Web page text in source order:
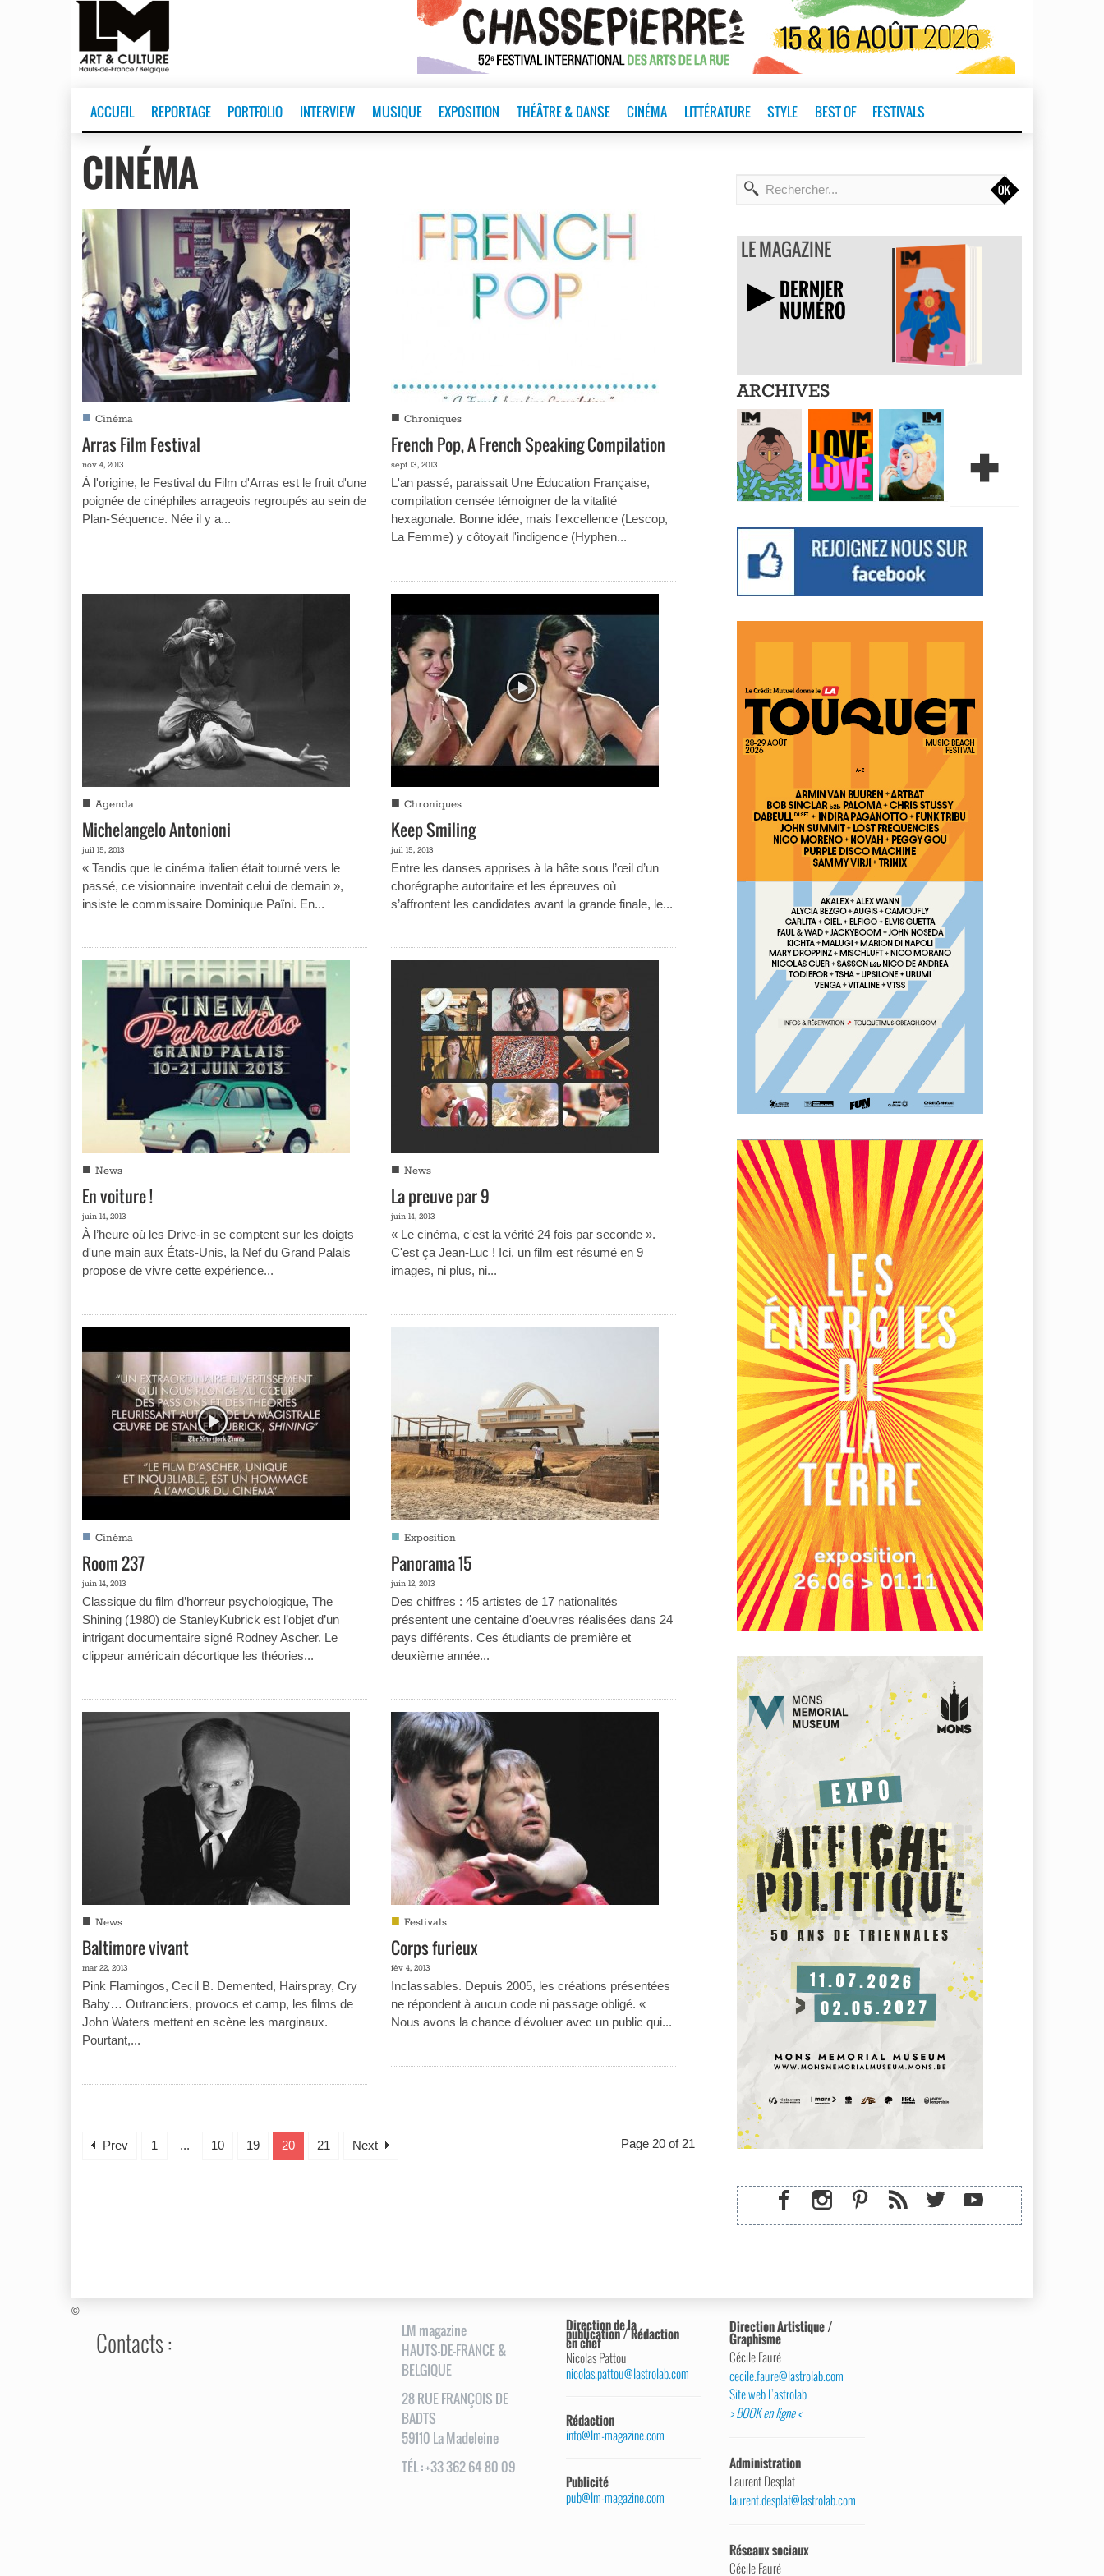
ACCUEIL REPORTAGE PORTFOLIO INTERVIEW MUSIQUE EXPOSITION THÉÂTRE & DANSE CINÉMA LITTÉRATURE STYLE BEST OF FESTIVALS
CINÉMA
■ Cinéma
Arras Film Festival
nov 4, 2013
À l'origine, le Festival du Film d'Arras est le fruit d'une
poignée de cinéphiles arrageois regroupés au sein de
Plan-Séquence. Née il y a...
■ Chroniques
French Pop, A French Speaking Compilation
sept 13, 2013
L'an passé, paraissait Une Éducation Française,
compilation censée témoigner de la vitalité
hexagonale. Bonne idée, mais l'excellence (Lescop,
La Femme) y côtoyait l'indigence (Hyphen...
■ Agenda
Michelangelo Antonioni
juil 15, 2013
« Tandis que le cinéma italien était tourné vers le
passé, ce visionnaire inventait celui de demain »,
insiste le commissaire Dominique Païni. En...
■ Chroniques
Keep Smiling
juil 15, 2013
Entre les danses apprises à la hâte sous l’œil d’un
chorégraphe autoritaire et les épreuves où
s’affrontent les candidates avant la grande finale, le...
■ News
En voiture !
juin 14, 2013
À l’heure où les Drive-in se comptent sur les doigts
d'une main aux États-Unis, la Nef du Grand Palais
propose de vivre cette expérience...
■ News
La preuve par 9
juin 14, 2013
« Le cinéma, c'est la vérité 24 fois par seconde ».
C'est ça Jean-Luc ! Ici, un film est résumé en 9
images, ni plus, ni...
■ Cinéma
Room 237
juin 14, 2013
Classique du film d’horreur psychologique, The
Shining (1980) de StanleyKubrick est l’objet d’un
intrigant documentaire signé Rodney Ascher. Le
clippeur américain décortique les théories...
■ Exposition
Panorama 15
juin 12, 2013
Des chiffres : 45 artistes de 17 nationalités
présentent une centaine d'oeuvres réalisées dans 24
pays différents. Ces étudiants de première et
deuxième année...
■ News
Baltimore vivant
mar 22, 2013
Pink Flamingos, Cecil B. Demented, Hairspray, Cry
Baby… Outranciers, provocs et camp, les films de
John Waters mettent en scène les marginaux.
Pourtant,...
■ Festivals
Corps furieux
fév 4, 2013
Inclassables. Depuis 2005, les créations présentées
ne répondent à aucun code ni passage obligé. «
Nous avons la chance d'évoluer avec un public qui...
Prev 1 ... 10 19 20 21 Next Page 20 of 21
t
LE MAGAZINE
DERNIER
NUMÉRO TÉLÉCHARGER
ARCHIVES +
©
Contacts :
LM magazine
HAUTS-DE-FRANCE &
BELGIQUE
28RUEFRANÇOIS DE
BADTS
59110 La Madeleine
TÉL:+33 362 64 80 09
Direction de la
publication / Rédaction
en chef
Nicolas Pattou
nicolas.pattou@lastrolab.com
Rédaction
info@lm-magazine.com
Publicité
pub@lm-magazine.com
Direction Artistique /
Graphisme
Cécile Fauré
cecile.faure@lastrolab.com
Site web L’astrolab
> BOOK en ligne <
Administration
Laurent Desplat
laurent.desplat@lastrolab.com
Réseaux sociaux
Cécile Fauré